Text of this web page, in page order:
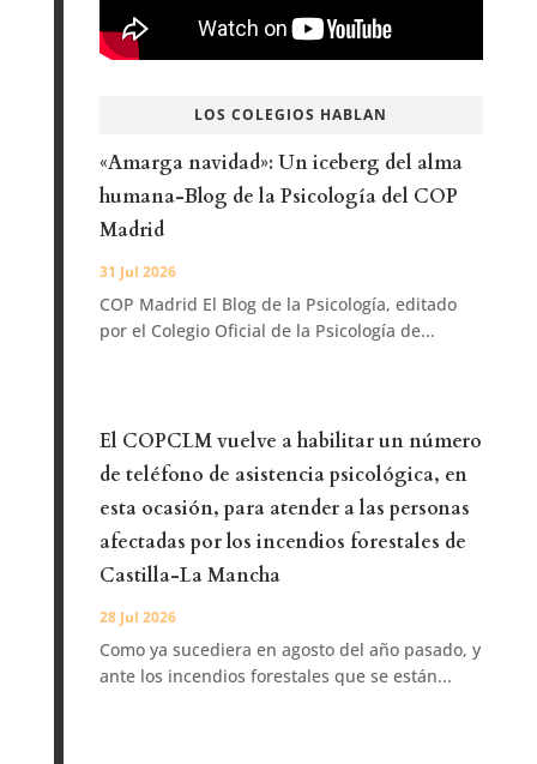
LOS COLEGIOS HABLAN
«Amarga navidad»: Un iceberg del alma
humana-Blog de la Psicología del COP
Madrid
31 Jul 2026
COP Madrid El Blog de la Psicología, editado
por el Colegio Oficial de la Psicología de...
El COPCLM vuelve a habilitar un número
de teléfono de asistencia psicológica, en
esta ocasión, para atender a las personas
afectadas por los incendios forestales de
Castilla-La Mancha
28 Jul 2026
Como ya sucediera en agosto del año pasado, y
ante los incendios forestales que se están...